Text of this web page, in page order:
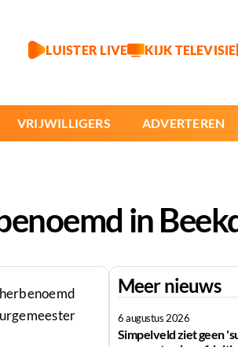
LUISTER LIVE KIJK TELEVISIE
VRIJWILLIGERS ADVERTEREN
in
Meer nieuws
6 augustus 2026
Simpelveld ziet geen